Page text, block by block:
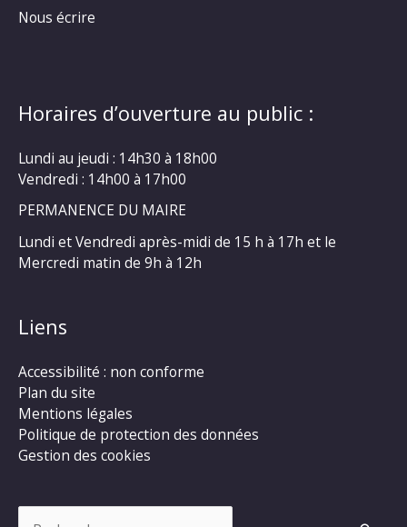
Nous écrire
Horaires d’ouverture au public :
Lundi au jeudi : 14h30 à 18h00
Vendredi : 14h00 à 17h00
PERMANENCE DU MAIRE
Lundi et Vendredi après-midi de 15 h à 17h et le
Mercredi matin de 9h à 12h
Liens
Accessibilité : non conforme
Plan du site
Mentions légales
Politique de protection des données
Gestion des cookies